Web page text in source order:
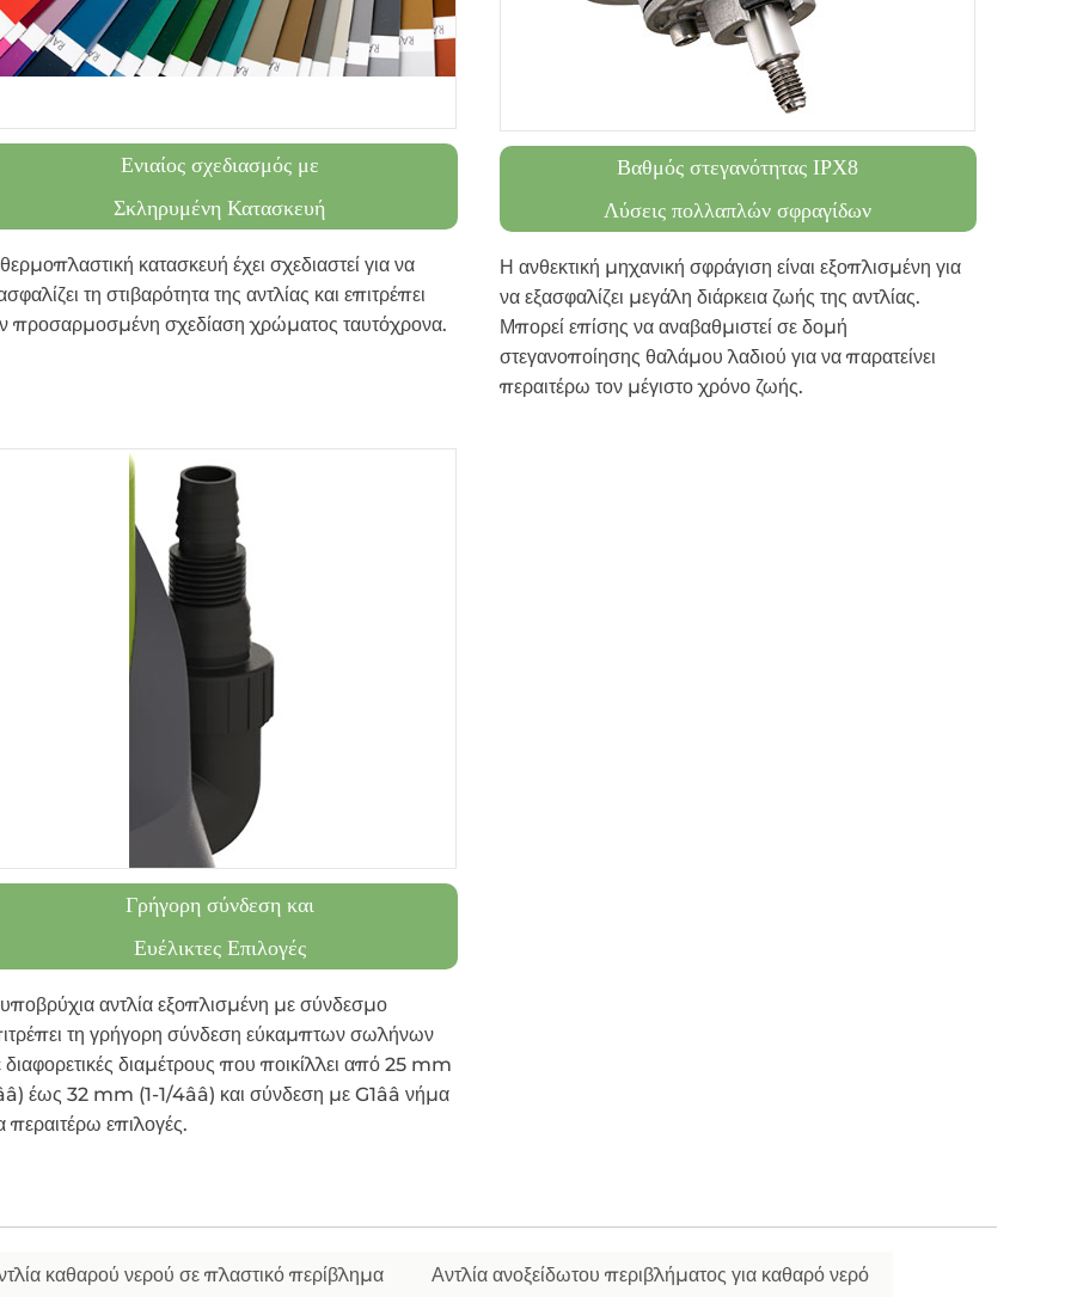
Ενιαίος σχεδιασμός με
Σκληρυμένη Κατασκευή
κατασκευή έχει σχεδιαστεί για να
τη στιβαρότητα της αντλίας και επιτρέπει
προσαρμοσμένη σχεδίαση χρώματος ταυτόχρονα.
Βαθμός στεγανότητας IPX8
Λύσεις πολλαπλών σφραγίδων
Η ανθεκτική μηχανική σφράγιση είναι εξοπλισμένη για
να εξασφαλίζει μεγάλη διάρκεια ζωής της αντλίας.
Μπορεί επίσης να αναβαθμιστεί σε δομή
στεγανοποίησης θαλάμου λαδιού για να παρατείνει
περαιτέρω τον μέγιστο χρόνο ζωής.
Γρήγορη σύνδεση και
Ευέλικτες Επιλογές
αντλία εξοπλισμένη με σύνδεσμο
τη γρήγορη σύνδεση εύκαμπτων σωλήνων
διαφορετικές διαμέτρους που ποικίλλει από 25 mm
έως 32 mm (1-1/4ââ) και σύνδεση με G1ââ νήμα
περαιτέρω επιλογές.
καθαρού νερού σε πλαστικό περίβλημα Αντλία ανοξείδωτου περιβλήματος για καθαρό νερό